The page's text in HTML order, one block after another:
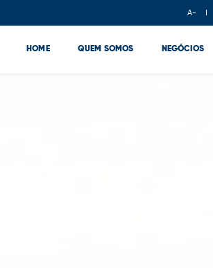
A-
HOME QUEM SOMOS NEGÓCIOS